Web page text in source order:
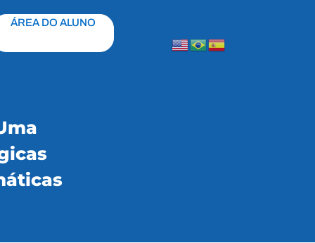
ÁREA DO ALUNO